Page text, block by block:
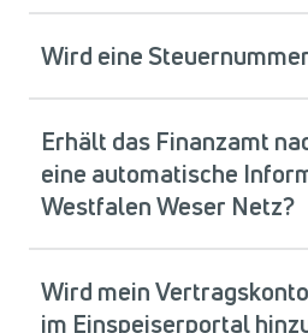
Wird eine
Erhält das Finanzamt
eine automatische
Westfalen Weser Netz?
Wird mein
im Einspeiserportal